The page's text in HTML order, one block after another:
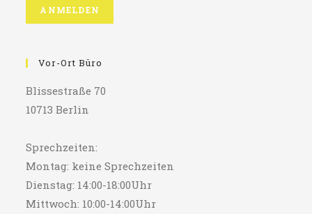
Vor-Ort Büro
Blissestraße 70
10713 Berlin
Sprechzeiten:
Montag: keine Sprechzeiten
Dienstag: 14:00-18:00Uhr
Mittwoch: 10:00-14:00Uhr